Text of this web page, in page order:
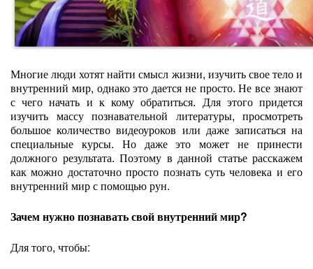
Многие люди хотят найти смысл жизни, изучить свое тело и
внутренний мир, однако это дается не просто. Не все знают
с чего начать и к кому обратиться. Для этого придется
изучить массу познавательной литературы, просмотреть
большое количество видеоуроков или даже записаться на
специальные курсы. Но даже это может не принести
должного результата. Поэтому в данной статье расскажем
как можно достаточно просто познать суть человека и его
внутренний мир с помощью рун.
Зачем нужно познавать свой внутренний мир?
Для того, чтобы: